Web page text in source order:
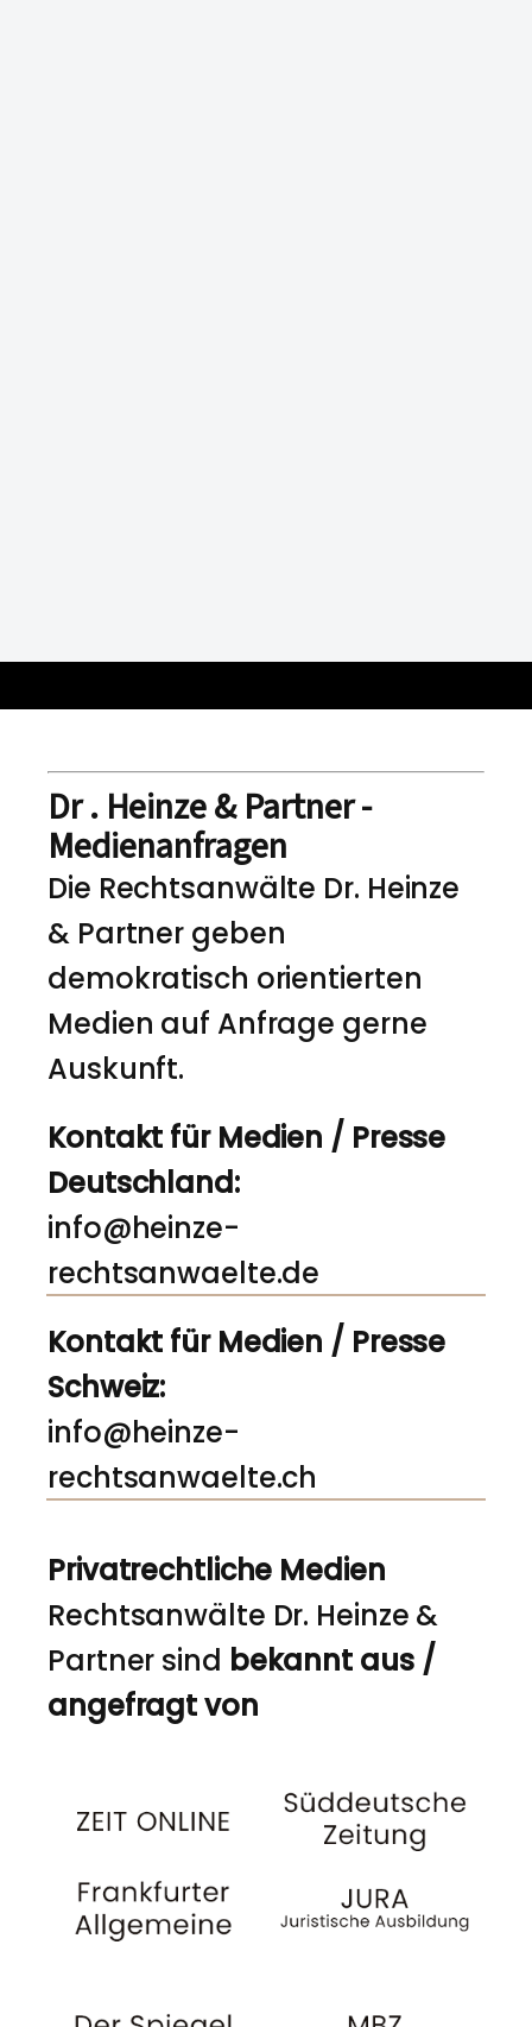
Dr . Heinze & Partner -
Medienanfragen
Die Rechtsanwälte Dr. Heinze
& Partner geben
demokratisch orientierten
Medien auf Anfrage gerne
Auskunft.
Kontakt für Medien / Presse
Deutschland:
info@heinze-
rechtsanwaelte.de
Kontakt für Medien / Presse
Schweiz:
info@heinze-
rechtsanwaelte.ch
Privatrechtliche Medien
Rechtsanwälte Dr. Heinze &
Partner sind bekannt aus /
angefragt von